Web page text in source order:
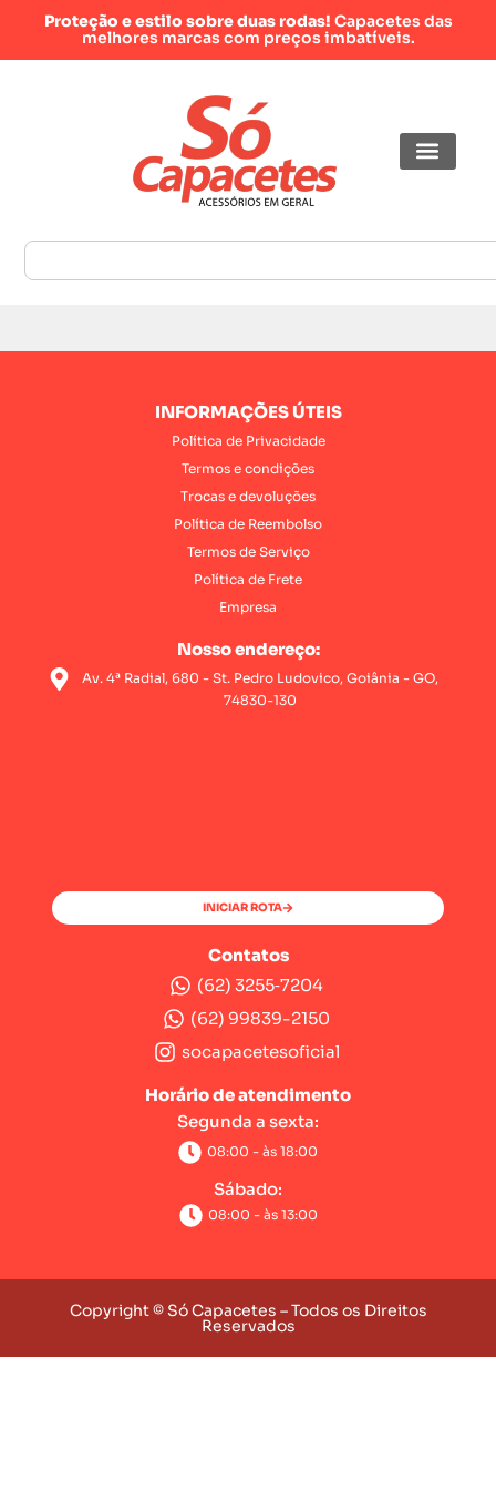
Proteção e estilo sobre duas rodas! Capacetes das
melhores marcas com preços imbatíveis.
INFORMAÇÕES ÚTEIS
Política de Privacidade
Termos e condições
Trocas e devoluções
Política de Reembolso
Termos de Serviço
Política de Frete
Empresa
Nosso endereço:
Av. 4ª Radial, 680 - St. Pedro Ludovico, Goiânia - GO,
74830-130
INICIAR ROTA
Contatos
(62) 3255‑7204‬
(62) 99839-2150
socapacetesoficial
Horário de atendimento
Segunda a sexta:
08:00 - às 18:00
Sábado:
08:00 - às 13:00
Copyright © Só Capacetes – Todos os Direitos
Reservados